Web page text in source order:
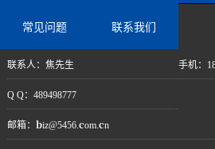
常见问题 联系我们
联系人：焦先生 手机：
Q Q：489498777
邮箱：biz@5456.com.cn